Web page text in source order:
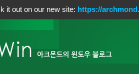
it out on our new site: https://